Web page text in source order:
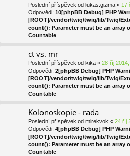
Poslední příspěvek od lukas.gizma « 17
Odpovědi: 10[phpBB Debug] PHP
[ROOT]/vendor/twig/twig/lib/Twig/
count(): Parameter must be an array
Countable
ct vs. mr
Poslední příspěvek od kika « 28 říj
Odpovědi: 2[phpBB Debug] PHP
[ROOT]/vendor/twig/twig/lib/Twig/
count(): Parameter must be an array
Countable
Kolonoskopie - rada
Poslední příspěvek od mirekvok « 24 říj
Odpovědi: 4[phpBB Debug] PHP
[ROOT]/vendor/twig/twig/lib/Twig/
count(): Parameter must be an array
Countable